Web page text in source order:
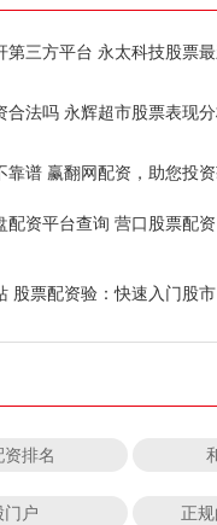
第三方平台 永太科技股票
合法吗 永辉超市股票表现
靠谱 赢翻网配资，助您投
配资平台查询 营口股票配
股票网站 股票配资验：快速入门
排名
门户 正